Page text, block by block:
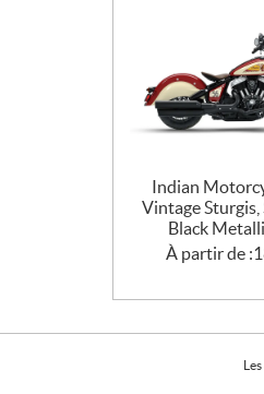
Indian
Vintage Sturgis,
Black
À partir de :